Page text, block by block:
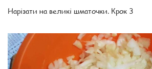
Нарізати на великі шматочки. Крок 3